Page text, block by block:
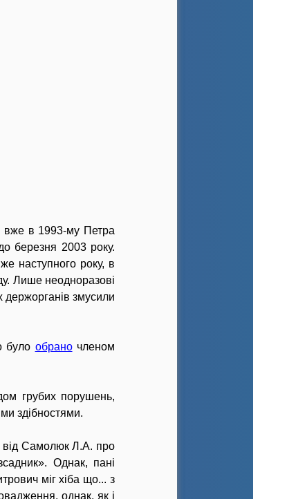
вже в 1993-му Петра
березня 2003 року.
наступного року, в
Лише неодноразові
держорганів змусили
було обраночленом
грубих порушень,
здібностями.
від Самолюк Л.А. про
Однак, пані
міг хіба що... з
однак, як і